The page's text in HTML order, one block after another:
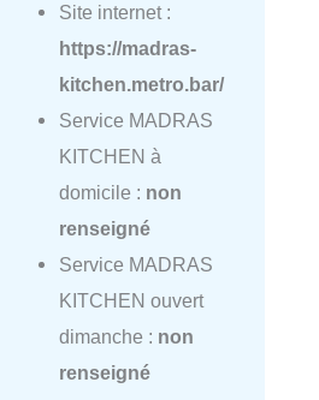
Site internet :
https://madras-
kitchen.metro.bar/
Service MADRAS
KITCHEN à
domicile : non
renseigné
Service MADRAS
KITCHEN ouvert
dimanche : non
renseigné